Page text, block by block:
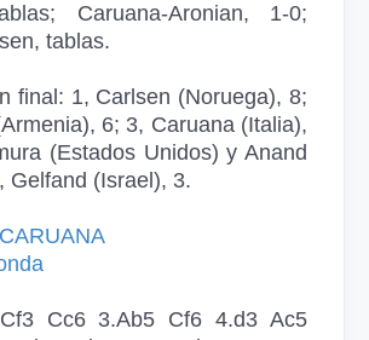
Caruana-Aronian, 1-0;
tablas.
final: 1, Carlsen (Noruega), 8;
6; 3, Caruana (Italia),
(Estados Unidos) y Anand
Gelfand (Israel), 3.
Cc6 3.Ab5 Cf6 4.d3 Ac5